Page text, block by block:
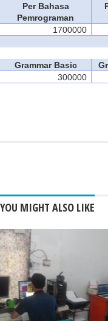
Per Bahasa
Pemrograman
1700000
Grammar Basic
300000
YOU MIGHT ALSO LIKE